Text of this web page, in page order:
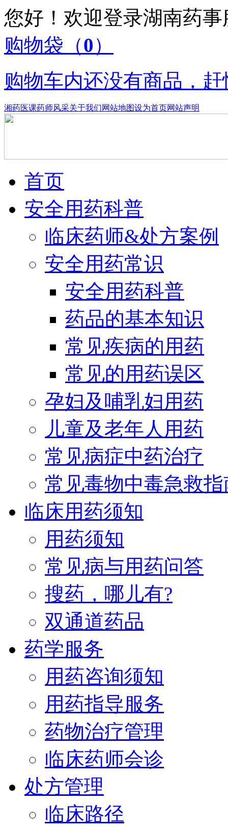
您好！欢迎登录湖南药
购物袋 （0）
购物车内还没有商品，
湘药医课药师风采关于我们网站地图设为首页网站声明
首页
安全用药科普
临床药师&处方案例
安全用药常识
安全用药科普
药品的基本知识
常见疾病的用药
常见的用药误区
孕妇及哺乳妇用药
儿童及老年人用药
常见病症中药治疗
常见毒物中毒急救指
临床用药须知
用药须知
常见病与用药问答
搜药，哪儿有?
双通道药品
药学服务
用药咨询须知
用药指导服务
药物治疗管理
临床药师会诊
处方管理
临床路径